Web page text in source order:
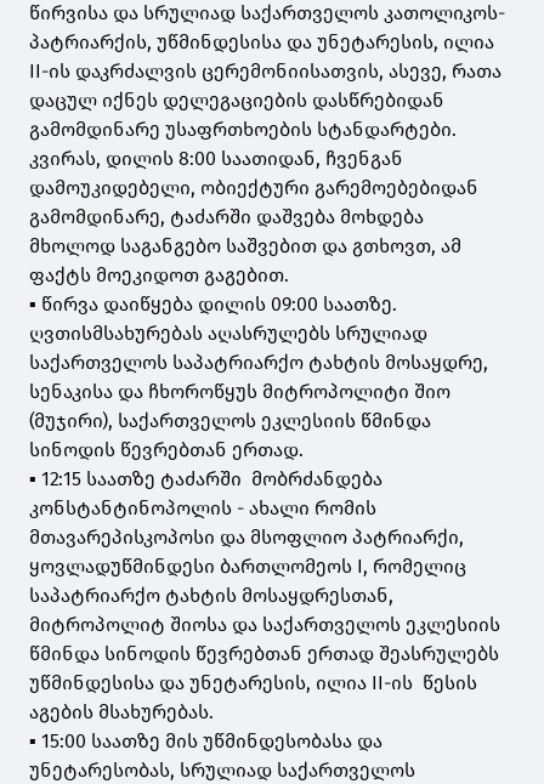
წირვისა და სრულიად საქართველოს კათოლიკოს-
პატრიარქის, უწმინდესისა და უნეტარესის, ილია
II-ის დაკრძალვის ცერემონიისათვის, ასევე, რათა
დაცულ იქნეს დელეგაციების დასწრებიდან
გამომდინარე უსაფრთხოების სტანდარტები.
კვირას, დილის 8:00 საათიდან, ჩვენგან
დამოუკიდებელი, ობიექტური გარემოებებიდან
გამომდინარე, ტაძარში დაშვება მოხდება
მხოლოდ საგანგებო საშვებით და გთხოვთ, ამ
ფაქტს მოეკიდოთ გაგებით.
▪️ წირვა დაიწყება დილის 09:00 საათზე.
ღვთისმსახურებას აღასრულებს სრულიად
საქართველოს საპატრიარქო ტახტის მოსაყდრე,
სენაკისა და ჩხოროწყუს მიტროპოლიტი შიო
(მუჯირი), საქართველოს ეკლესიის წმინდა
სინოდის წევრებთან ერთად.
▪️ 12:15 საათზე ტაძარში მობრძანდება
კონსტანტინოპოლის - ახალი რომის
მთავარეპისკოპოსი და მსოფლიო პატრიარქი,
ყოვლადუწმინდესი ბართლომეოს I, რომელიც
საპატრიარქო ტახტის მოსაყდრესთან,
მიტროპოლიტ შიოსა და საქართველოს ეკლესიის
წმინდა სინოდის წევრებთან ერთად შეასრულებს
უწმინდესისა და უნეტარესის, ილია II-ის წესის
აგების მსახურებას.
▪️ 15:00 საათზე მის უწმინდესობასა და
უნეტარესობას, სრულიად საქართველოს